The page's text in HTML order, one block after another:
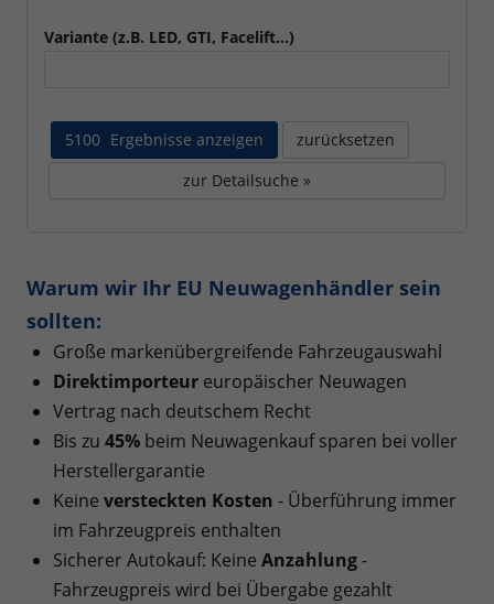
Variante (z.B. LED, GTI, Facelift...)
5100 Ergebnisse anzeigen
zurücksetzen
zur Detailsuche »
Warum wir Ihr EU Neuwagenhändler sein
sollten:
Große markenübergreifende Fahrzeugauswahl
Direktimporteur europäischer Neuwagen
Vertrag nach deutschem Recht
Bis zu 45% beim Neuwagenkauf sparen bei voller
Herstellergarantie
Keine versteckten Kosten - Überführung immer
im Fahrzeugpreis enthalten
Sicherer Autokauf: Keine Anzahlung-
Fahrzeugpreis wird bei Übergabe gezahlt